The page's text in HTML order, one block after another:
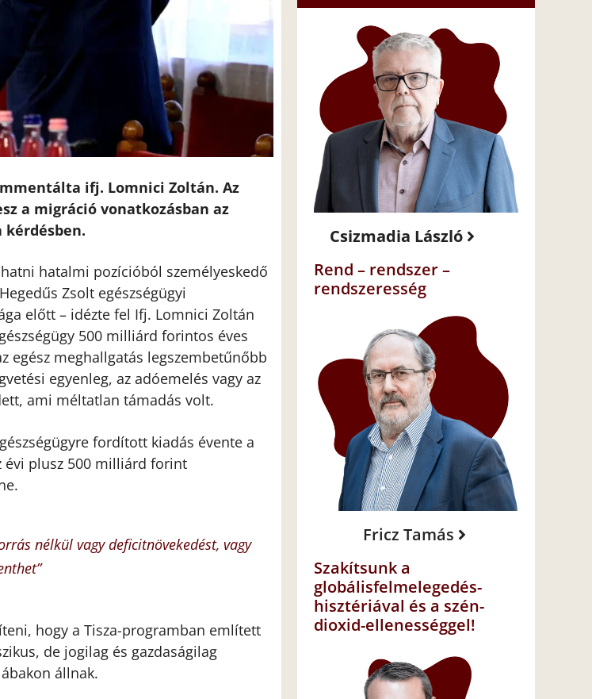
ifj. Lomnici Zoltán. Az
a migráció vonatkozásban az
kérdésben.
hatalmi pozícióból személyeskedő
Zsolt egészségügyi
előtt – idézte fel Ifj. Lomnici Zoltán
500 milliárd forintos éves
egész meghallgatás legszembetűnőbb
egyenleg, az adóemelés vagy az
ami méltatlan támadás volt.
fordított kiadás évente a
évi plusz 500 milliárd forint
nélkül vagy deficitnövekedést, vagy
hogy a Tisza-programban említett
de jogilag és gazdaságilag
állnak.
Csizmadia László
Rend – rendszer –
rendszeresség
Fricz Tamás
Szakítsunk a
globálisfelmelegedés-
hisztériával és a szén-
dioxid-ellenességgel!